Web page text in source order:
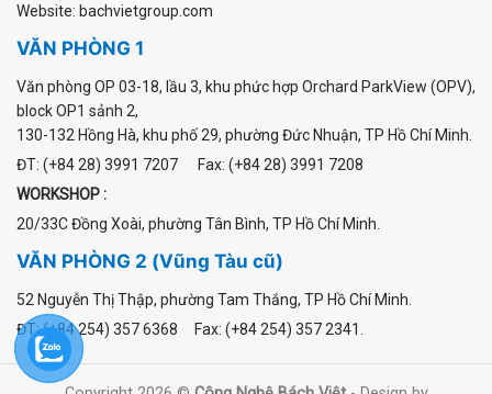
Website: bachvietgroup.com
VĂN PHÒNG 1
Văn phòng OP 03-18, lầu 3, khu phức hợp Orchard ParkView (OPV),
block OP1 sảnh 2,
130-132 Hồng Hà, khu phố 29, phường Đức Nhuận, TP Hồ Chí Minh.
ĐT: (+84 28) 3991 7207 Fax: (+84 28) 3991 7208
WORKSHOP :
20/33C Đồng Xoài, phường Tân Bình, TP Hồ Chí Minh.
VĂN PHÒNG 2 (Vũng Tàu cũ)
52 Nguyễn Thị Thập, phường Tam Thắng, TP Hồ Chí Minh.
ĐT: (+84 254) 357 6368 Fax: (+84 254) 357 2341.